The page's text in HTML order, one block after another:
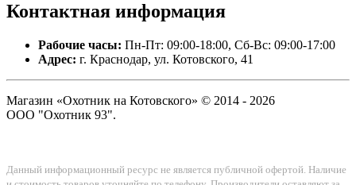
Контактная информация
Рабочие часы: Пн-Пт: 09:00-18:00, Сб-Вс: 09:00-17:00
Адрес: г. Краснодар, ул. Котовского, 41
Магазин «Охотник на Котовского» © 2014 - 2026
ООО "Охотник 93".
Данный информационный ресурс не является публичной офертой. Наличие